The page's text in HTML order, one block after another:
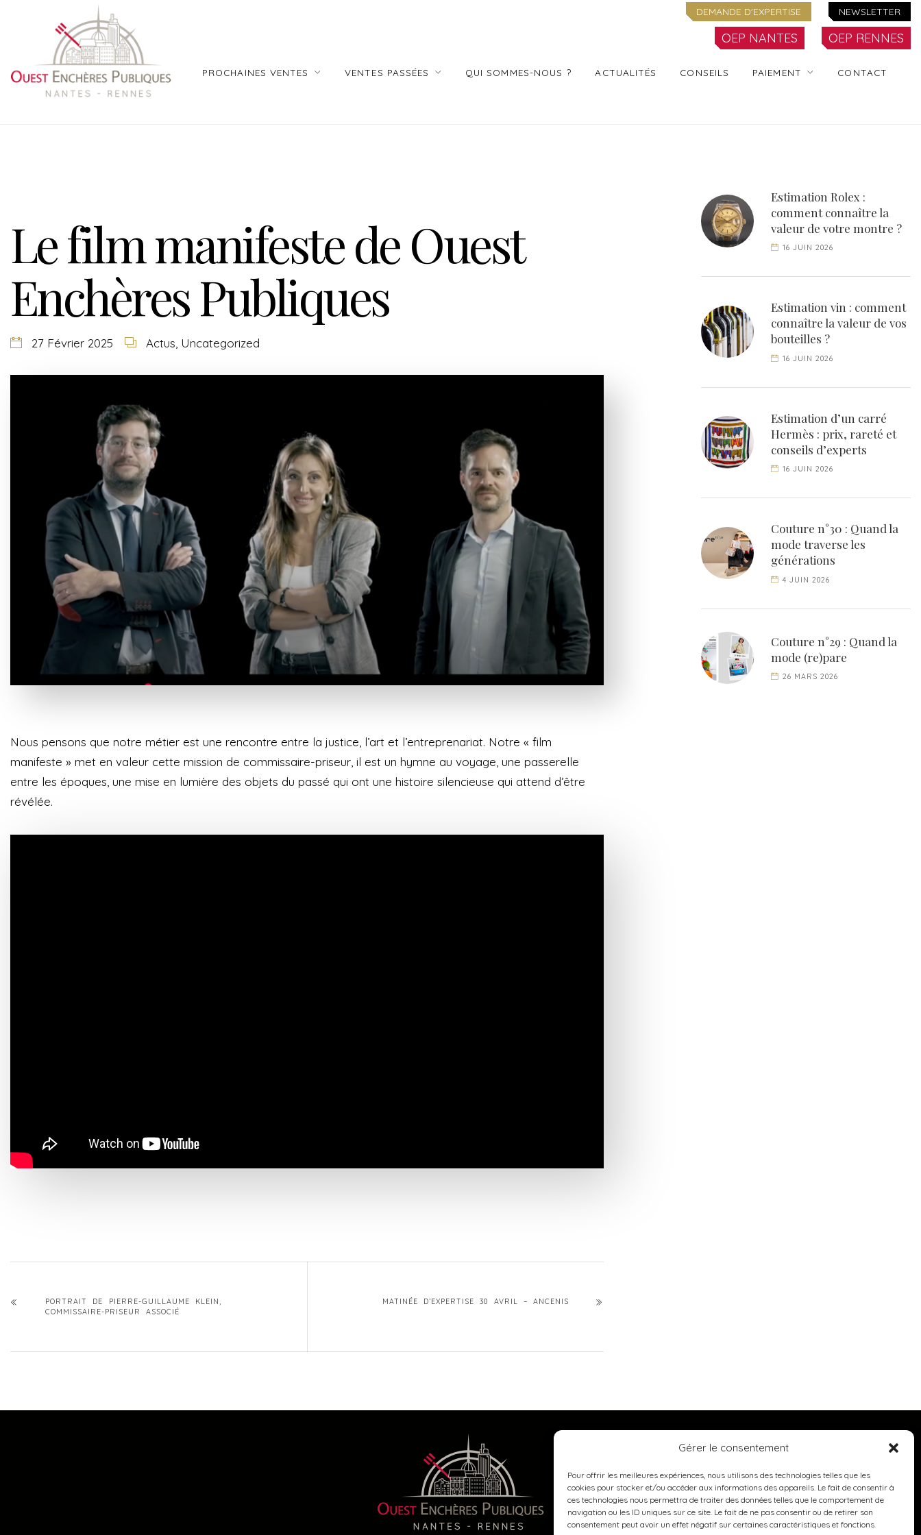
Gérer le consentement
Pour offrir les meilleures expériences, nous utilisons des technologies telles que les
cookies pour stocker et/ou accéder aux informations des appareils. Le fait de consentir à
ces technologies nous permettra de traiter des données telles que le comportement de
navigation ou les ID uniques sur ce site. Le fait de ne pas consentir ou de retirer son
consentement peut avoir un effet négatif sur certaines caractéristiques et fonctions.
DEMANDE D'EXPERTISE NEWSLETTER
OEP NANTES OEP RENNES
PROCHAINES VENTES VENTES PASSÉES QUI SOMMES-NOUS ? ACTUALITÉS CONSEILS PAIEMENT CONTACT
Le film manifeste de Ouest
Enchères Publiques
27 Février 2025 Actus, Uncategorized
Nous pensons que notre métier est une rencontre entre la justice, l’art et l’entreprenariat. Notre « film
manifeste » met en valeur cette mission de commissaire-priseur, il est un hymne au voyage, une passerelle
entre les époques, une mise en lumière des objets du passé qui ont une histoire silencieuse qui attend d’être
révélée.
PORTRAIT DE PIERRE-GUILLAUME KLEIN,
COMMISSAIRE-PRISEUR ASSOCIÉ
MATINÉE D’EXPERTISE 30 AVRIL – ANCENIS
Estimation Rolex :
comment connaître la
valeur de votre montre ?
16 JUIN 2026
Estimation vin : comment
connaître la valeur de vos
bouteilles ?
16 JUIN 2026
Estimation d’un carré
Hermès : prix, rareté et
conseils d’experts
16 JUIN 2026
Couture n°30 : Quand la
mode traverse les
générations
4 JUIN 2026
Couture n°29 : Quand la
mode (re)pare
26 MARS 2026